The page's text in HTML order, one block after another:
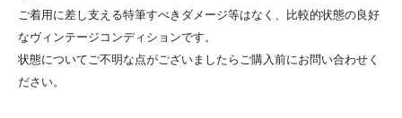
ご着用に差し支える特筆すべきダメージ等はなく、比較的状態の良好
なヴィンテージコンディションです。
状態についてご不明な点がございましたらご購入前にお問い合わせく
ださい。